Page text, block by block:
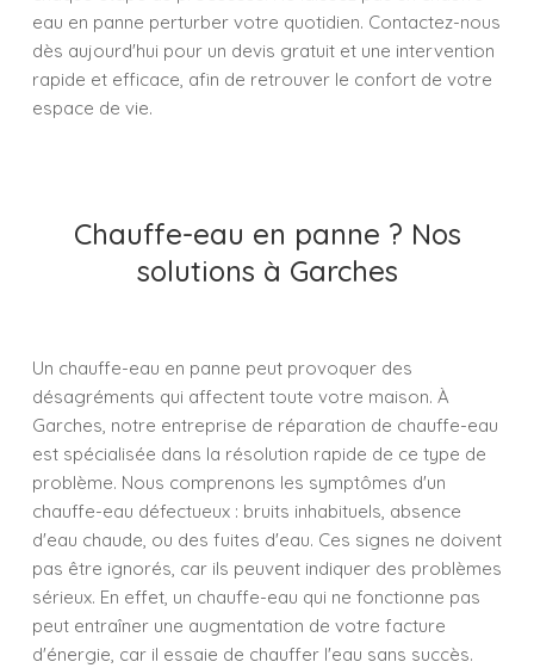
eau en panne perturber votre quotidien. Contactez-nous
dès aujourd'hui pour un devis gratuit et une intervention
rapide et efficace, afin de retrouver le confort de votre
espace de vie.
Chauffe-eau en panne ? Nos
solutions à Garches
Un chauffe-eau en panne peut provoquer des
désagréments qui affectent toute votre maison. À
Garches, notre entreprise de réparation de chauffe-eau
est spécialisée dans la résolution rapide de ce type de
problème. Nous comprenons les symptômes d'un
chauffe-eau défectueux : bruits inhabituels, absence
d'eau chaude, ou des fuites d'eau. Ces signes ne doivent
pas être ignorés, car ils peuvent indiquer des problèmes
sérieux. En effet, un chauffe-eau qui ne fonctionne pas
peut entraîner une augmentation de votre facture
d'énergie, car il essaie de chauffer l'eau sans succès.